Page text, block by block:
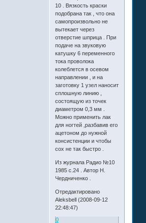
10 . Вязкость краски
подобрана так , что она
самопроизвольно не
вытекает через
отверстие шприца . При
подаче на звуковую
катушку 6 переменного
тока проволока
колеблется в осевом
направлении , и на
заготовку 1 узел наносит
сплошную линию ,
состоящую из точек
диаметром 0,3 мм .
Можно применить лак
для ногтей ,разбавив его
ацетоном до нужной
консистенции и чтобы
сох не так быстро .
Из журнала Радио №10
1985 с.24 . Автор Н.
Чердниченко .
Отредактировано
Aleksbell (2008-09-12
22:48:47)
0